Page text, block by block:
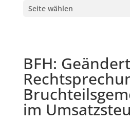
Seite wählen
BFH:
im